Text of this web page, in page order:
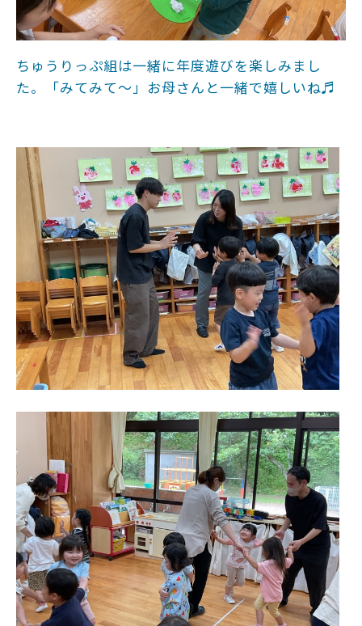
ちゅうりっぷ組は一緒に年度遊びを楽しみまし
た。「みてみて～」お母さんと一緒で嬉しいね♬